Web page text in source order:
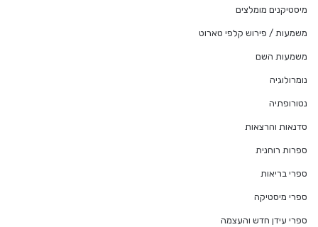
מיסטיקנים מומלצים
משמעות / פירוש קלפי טארוט
משמעות השם
נומרולוגיה
נטורופתיה
סדנאות והרצאות
ספרות רוחנית
ספרי בריאות
ספרי מיסטיקה
ספרי עידן חדש והעצמה